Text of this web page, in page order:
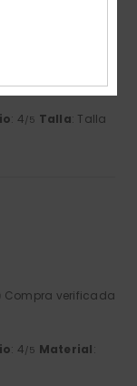
: 4/5 Talla: Talla
Compra verificada
: 4/5 Material: